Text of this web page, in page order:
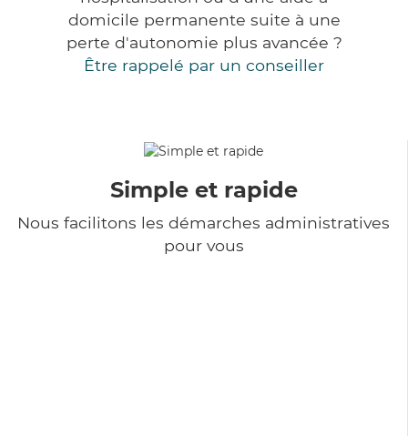
domicile permanente suite à une
perte d'autonomie plus avancée ?
Être rappelé par un conseiller
Simple et rapide
Nous facilitons les démarches administratives
pour vous